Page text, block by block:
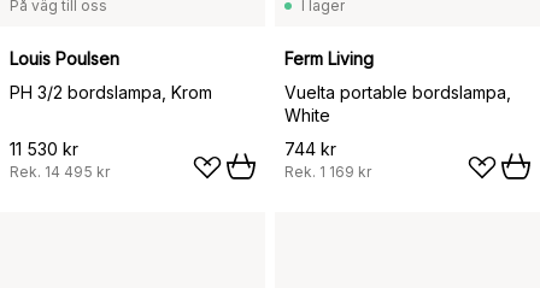
På väg till oss
Louis Poulsen
PH 3/2 bordslampa, Krom
11 530 kr
Rek. 14 495 kr
I lager
Ferm Living
Vuelta portable bordslampa,
White
744 kr
Rek. 1 169 kr